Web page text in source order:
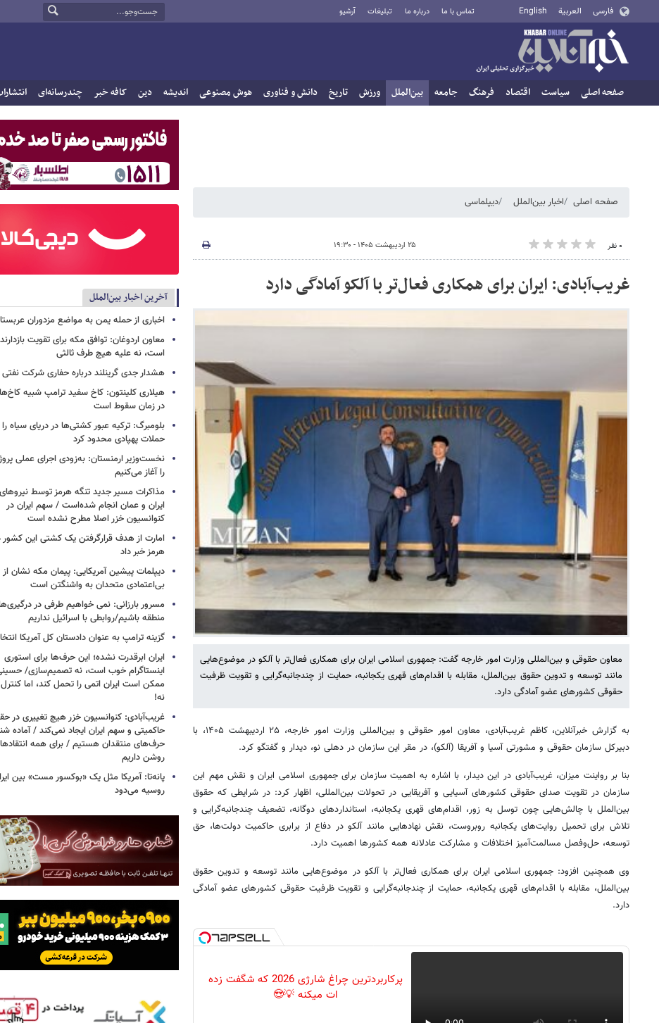
فارسی العربية English تماس با ما درباره ما تبلیغات آرشیو
صفحه اصلی سیاست اقتصاد فرهنگ جامعه بین‌الملل ورزش تاریخ دانش و فناوری هوش مصنوعی اندیشه دین کافه خبر چندرسانه‌ای
صفحه اصلی اخبار بین‌الملل دیپلماسی
۰ نفر ۲۵ اردیبهشت ۱۴۰۵ - ۱۹:۳۰
غریب‌آبادی: ایران برای همکاری فعال‌تر با آلکو آمادگی دارد
معاون حقوقی و بین‌المللی وزارت امور خارجه گفت: جمهوری اسلامی ایران برای همکاری فعال‌تر با آلکو در موضوع‌هایی
مانند توسعه و تدوین حقوق بین‌الملل، مقابله با اقدام‌های قهری یکجانبه، حمایت از چندجانبه‌گرایی و تقویت ظرفیت
حقوقی کشورهای عضو آمادگی دارد.
به گزارش خبرآنلاین، کاظم غریب‌آبادی، معاون امور حقوقی و بین‌المللی وزارت امور خارجه، ۲۵ اردیبهشت ۱۴۰۵، با
دبیرکل سازمان حقوقی و مشورتی آسیا و آفریقا (آلکو)، در مقر این سازمان در دهلی نو، دیدار و گفتگو کرد.
بنا بر رواینت میزان، غریب‌آبادی در این دیدار، با اشاره به اهمیت سازمان برای جمهوری اسلامی ایران و نقش مهم این
سازمان در تقویت صدای حقوقی کشورهای آسیایی و آفریقایی در تحولات بین‌المللی، اظهار کرد: در شرایطی که حقوق
بین‌الملل با چالش‌هایی چون توسل به زور، اقدام‌های قهری یکجانبه، استانداردهای دوگانه، تضعیف چندجانبه‌گرایی و
تلاش برای تحمیل روایت‌های یکجانبه روبروست، نقش نهادهایی مانند آلکو در دفاع از برابری حاکمیت دولت‌ها، حق
توسعه، حل‌وفصل مسالمت‌آمیز اختلافات و مشارکت عادلانه همه کشورها اهمیت دارد.
وی همچنین افزود: جمهوری اسلامی ایران برای همکاری فعال‌تر با آلکو در موضوع‌هایی مانند توسعه و تدوین حقوق
بین‌الملل، مقابله با اقدام‌های قهری یکجانبه، حمایت از چندجانبه‌گرایی و تقویت ظرفیت حقوقی کشورهای عضو آمادگی
دارد.
پرکاربردترین چراغ شارژی 2026 که شگفت زده
ات میکنه 💡😍
آخرین اخبار بین‌الملل
اخباری از حمله یمن به مواضع مزدوران
معاون اردوغان: توافق مکه برای تقویت
است، نه علیه هیچ طرف ثالثی
هشدار جدی گرینلند درباره حفاری شرکت نفتی
هیلاری کلینتون: کاخ سفید ترامپ شبیه
در زمان سقوط است
بلومبرگ: ترکیه عبور کشتی‌ها در دریای سیاه
حملات پهپادی محدود کرد
نخست‌وزیر ارمنستان: به‌زودی اجرای عملی
را آغاز می‌کنیم
مذاکرات مسیر جدید تنگه هرمز توسط
ایران و عمان انجام شده‌است / سهم ایران در
کنوانسیون خزر اصلا مطرح نشده است
امارت از هدف قرارگرفتن یک کشتی این کشور
هرمز خبر داد
دیپلمات پیشین آمریکایی: پیمان مکه نشان از
بی‌اعتمادی متحدان به واشنگتن است
مسرور بارزانی: نمی خواهیم طرفی در
منطقه باشیم/روابطی با اسرائیل نداریم
گزینه ترامپ به عنوان دادستان کل آمریکا
ایران ابرقدرت نشده؛ این حرف‌ها برای استوری
اینستاگرام خوب است، نه تصمیم‌سازی/
ممکن است ایران اتمی را تحمل کند، اما کنترل
نه!
غریب‌آبادی: کنوانسیون خزر هیچ تغییری در
حاکمیتی و سهم ایران ایجاد نمی‌کند / آماده
حرف‌های منتقدان هستیم / برای همه
روشن داریم
پانه‌تا: آمریکا مثل یک «بوکسور مست» بین
روسیه می‌دود